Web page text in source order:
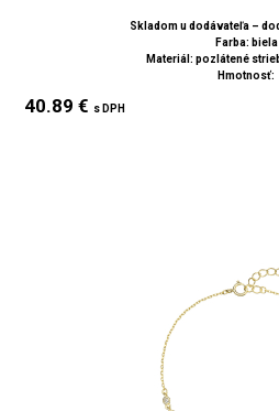
Skladom u dodávateľa –
Farba: biela
Materiál: pozlátené
Hmotnosť:
40.89 € s DPH